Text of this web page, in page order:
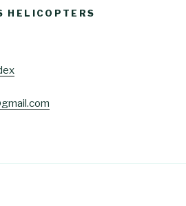
HELICOPTERS